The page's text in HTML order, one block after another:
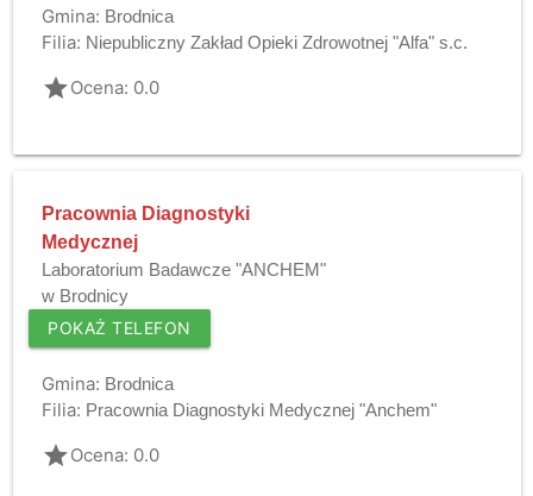
Gmina: Brodnica
Filia: Niepubliczny Zakład Opieki Zdrowotnej "Alfa" s.c.
gradeOcena: 0.0
Pracownia Diagnostyki
Medycznej
Laboratorium Badawcze "ANCHEM"
w Brodnicy
POKAŻ TELEFON
Gmina: Brodnica
Filia: Pracownia Diagnostyki Medycznej "Anchem"
gradeOcena: 0.0